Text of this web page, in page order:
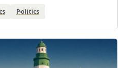
Politics